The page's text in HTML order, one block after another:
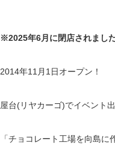
※2025年6月に閉店されまし
2014年11月1日オープン！
屋台(リヤカーゴ)でイベント
「チョコレート工場を向島